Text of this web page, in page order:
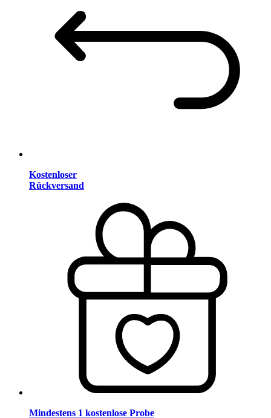
Kostenloser
Rückversand
Mindestens 1 kostenlose Probe